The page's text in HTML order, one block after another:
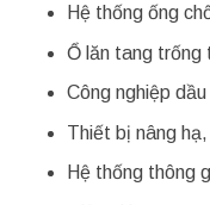
Hệ thống ống
Ổ lăn tang trống
Công nghiệp
Thiết bị nâng
Hệ thống thông